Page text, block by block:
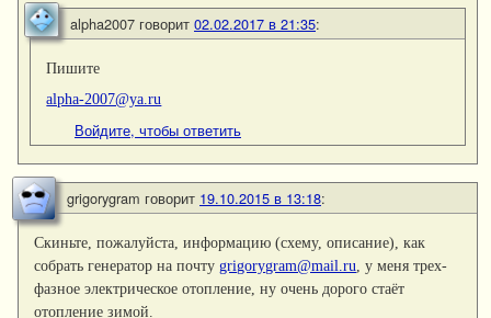
alpha2007 говорит 02.02.2017 в 21:35:
Пишите
alpha-2007@ya.ru
Войдите, чтобы ответить
grigorygram говорит 19.10.2015 в 13:18:
Скиньте, пожалуйста, информацию (схему, описание), как
собрать генератор на почтуgrigorygram@mail.ru , у меня трех-
фазное электрическое отопление, ну очень дорого стаёт
отопление зимой.